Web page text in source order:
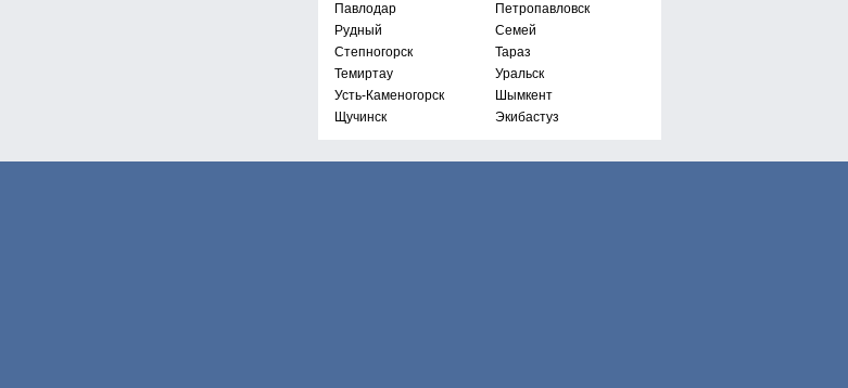
Павлодар
Петропавловск
Рудный
Семей
Степногорск
Тараз
Темиртау
Уральск
Усть-Каменогорск
Шымкент
Щучинск
Экибастуз